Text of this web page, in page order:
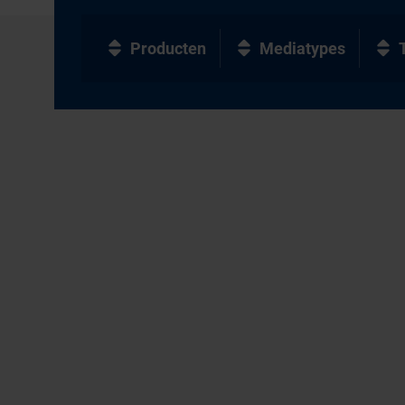
Producten Mediatypes